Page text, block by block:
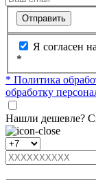
Отправить
Я согласен
*
* Политика
обработку
Нашли дешевле?